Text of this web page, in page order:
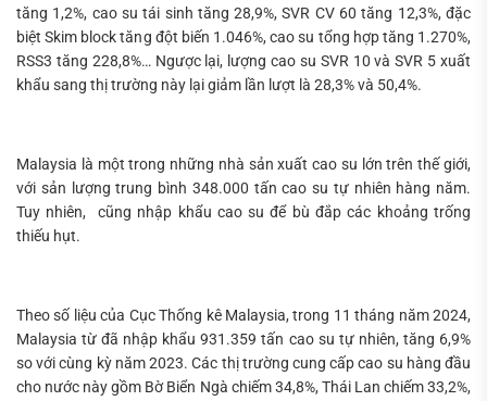
tăng 1,2%, cao su tái sinh tăng 28,9%, SVR CV 60 tăng 12,3%, đặc
biệt Skim block tăng đột biến 1.046%, cao su tổng hợp tăng 1.270%,
RSS3 tăng 228,8%… Ngược lại, lượng cao su SVR 10 và SVR 5 xuất
khẩu sang thị trường này lại giảm lần lượt là 28,3% và 50,4%.
Malaysia là một trong những nhà sản xuất cao su lớn trên thế giới,
với sản lượng trung bình 348.000 tấn cao su tự nhiên hàng năm.
Tuy nhiên,
cũng nhập khẩu cao su để bù đắp các khoảng trống
thiếu hụt.
Theo số liệu của Cục Thống kê Malaysia, trong 11 tháng năm 2024,
Malaysia từ đã nhập khẩu 931.359 tấn cao su tự nhiên, tăng 6,9%
so với cùng kỳ năm 2023. Các thị trường cung cấp cao su hàng đầu
cho nước này gồm Bờ Biển Ngà chiếm 34,8%, Thái Lan chiếm 33,2%,